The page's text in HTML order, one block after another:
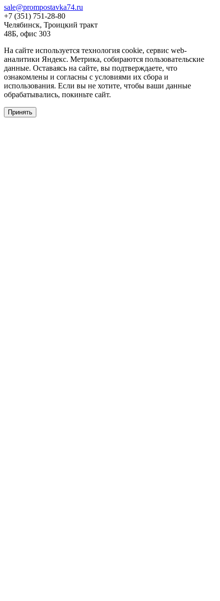
sale@prompostavka74.ru
+7 (351) 751-28-80
Челябинск, Троицкий тракт
48Б, офис 303
На сайте используется технология cookie, сервис web-
аналитики Яндекс. Метрика, собираются пользовательские
данные. Оставаясь на сайте, вы подтверждаете, что
ознакомлены и согласны с условиями их сбора и
использования. Если вы не хотите, чтобы ваши данные
обрабатывались, покиньте сайт.
Принять